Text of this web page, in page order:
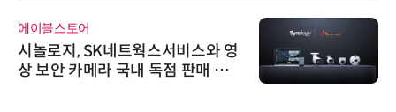
에이블스토어
시놀로지, SK네트웍스서비스와 영
상 보안 카메라 국내 독점 판매 파